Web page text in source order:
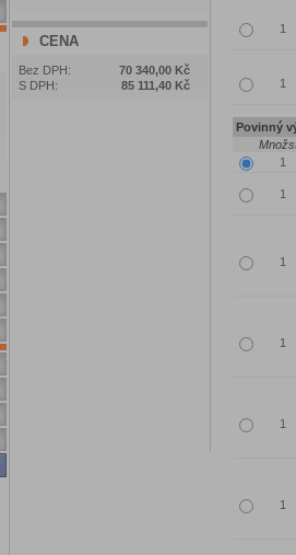
CENA
Bez DPH:
70 340,00 Kč
S DPH:
85 111,40 Kč
Povinný